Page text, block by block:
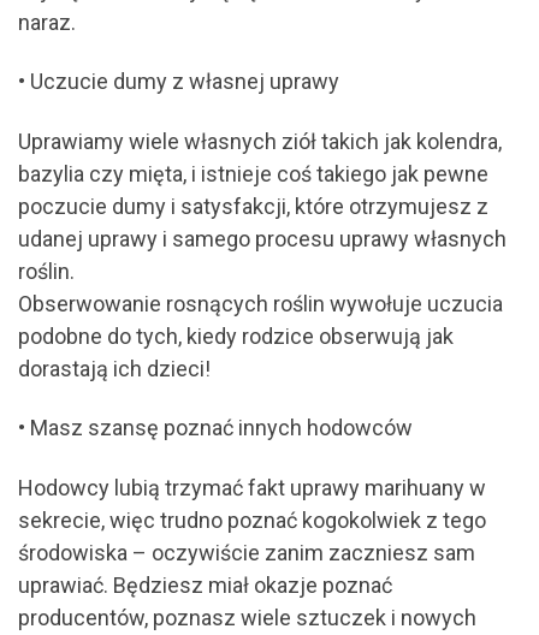
naraz.
• Uczucie dumy z własnej uprawy
Uprawiamy wiele własnych ziół takich jak kolendra,
bazylia czy mięta, i istnieje coś takiego jak pewne
poczucie dumy i satysfakcji, które otrzymujesz z
udanej uprawy i samego procesu uprawy własnych
roślin.
Obserwowanie rosnących roślin wywołuje uczucia
podobne do tych, kiedy rodzice obserwują jak
dorastają ich dzieci!
• Masz szansę poznać innych hodowców
Hodowcy lubią trzymać fakt uprawy marihuany w
sekrecie, więc trudno poznać kogokolwiek z tego
środowiska – oczywiście zanim zaczniesz sam
uprawiać. Będziesz miał okazje poznać
producentów, poznasz wiele sztuczek i nowych